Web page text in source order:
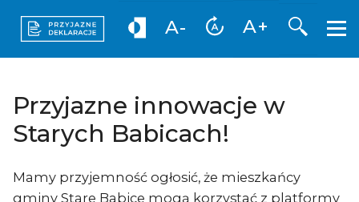
A- A+ Otwórz
Przyjazne innowacje w
Starych Babicach!
Mamy przyjemność ogłosić, że mieszkańcy
gminy Stare Babice mogą korzystać z platformy